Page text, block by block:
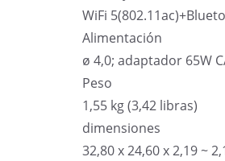
WiFi
Alimentación
ø 4,0; adaptador 65W
Peso
1,55 kg (3,42 libras)
dimensiones
32,80 x 24,60 x 2,19 ~